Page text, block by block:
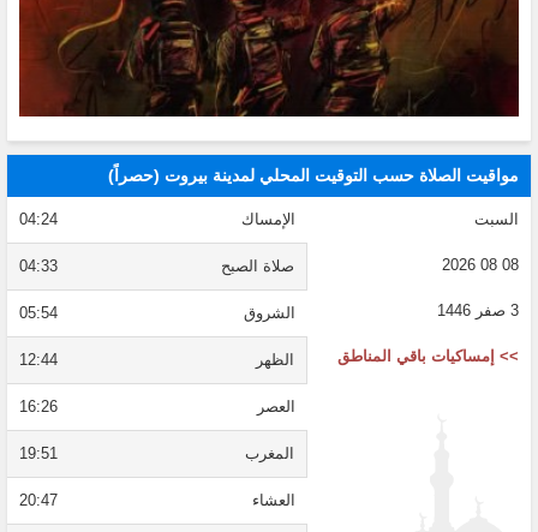
مواقيت الصلاة حسب التوقيت المحلي لمدينة بيروت (حصراً)
السبت
08 08 2026
3 صفر 1446
>> إمساكيات باقي المناطق
الإمساك 04:24
صلاة الصبح 04:33
الشروق 05:54
الظهر 12:44
العصر 16:26
المغرب 19:51
العشاء 20:47